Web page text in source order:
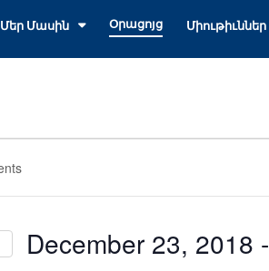
Մեր Մասին Օրացոյց Միութիւններ
December 23, 2018 -